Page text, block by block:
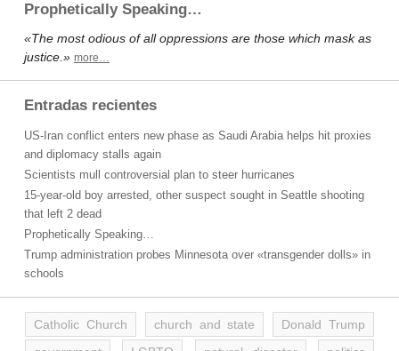
Prophetically Speaking…
«The most odious of all oppressions are those which mask as
justice.» more…
Entradas recientes
US-Iran conflict enters new phase as Saudi Arabia helps hit proxies
and diplomacy stalls again
Scientists mull controversial plan to steer hurricanes
15-year-old boy arrested, other suspect sought in Seattle shooting
that left 2 dead
Prophetically Speaking…
Trump administration probes Minnesota over «transgender dolls» in
schools
Catholic Church church and state
Donald Trump